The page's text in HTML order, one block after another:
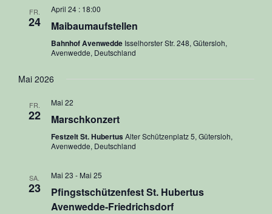
FR.
24
April 24 : 18:00
Maibaumaufstellen
Bahnhof Avenwedde Isselhorster Str. 248, Gütersloh,
Avenwedde, Deutschland
Mai 2026
FR.
22
Mai 22
Marschkonzert
Festzelt St. Hubertus Alter Schützenplatz 5, Gütersloh,
Avenwedde, Deutschland
SA.
23
Mai 23 - Mai 25
Pfingstschützenfest St. Hubertus
Avenwedde-Friedrichsdorf